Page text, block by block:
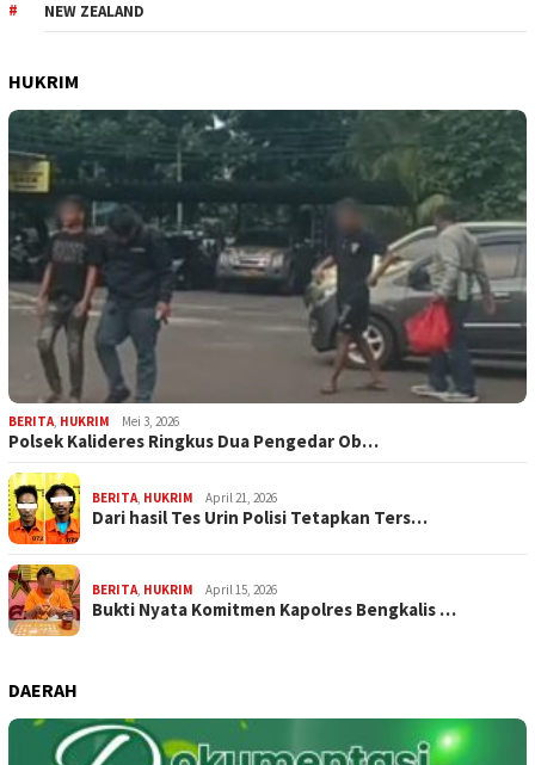
NEW ZEALAND
HUKRIM
BERITA, HUKRIM Mei 3, 2026
Polsek Kalideres Ringkus Dua Pengedar Ob…
BERITA, HUKRIM April 21, 2026
Dari hasil Tes Urin Polisi Tetapkan Ters…
BERITA, HUKRIM April 15, 2026
Bukti Nyata Komitmen Kapolres Bengkalis …
DAERAH